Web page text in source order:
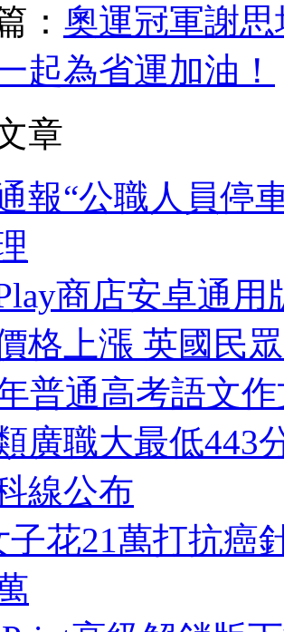
： 奧運冠軍謝
起為省運加油！
章
報“公職人員停
商店安卓通用
格上漲 英國民
普通高考語文
廣職大最低443
線公布
子花21萬打抗癌